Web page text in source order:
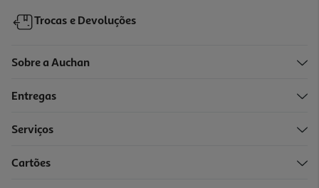
Trocas e Devoluções
Sobre a Auchan
Entregas
Serviços
Cartões